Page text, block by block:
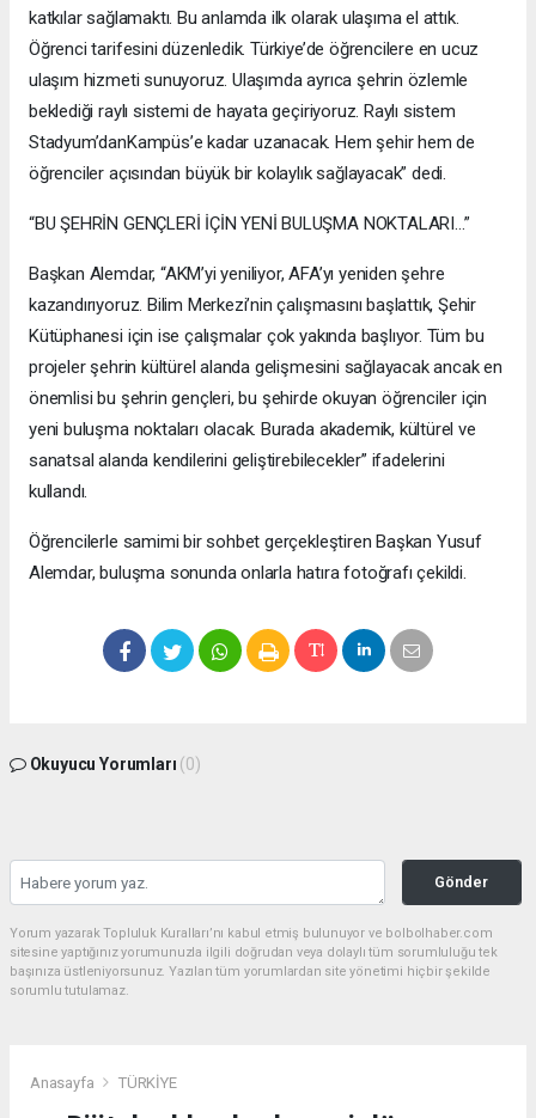
katkılar sağlamaktı. Bu anlamda ilk olarak ulaşıma el attık.
Öğrenci tarifesini düzenledik. Türkiye’de öğrencilere en ucuz
ulaşım hizmeti sunuyoruz. Ulaşımda ayrıca şehrin özlemle
beklediği raylı sistemi de hayata geçiriyoruz. Raylı sistem
Stadyum’danKampüs’e kadar uzanacak. Hem şehir hem de
öğrenciler açısından büyük bir kolaylık sağlayacak” dedi.
“BU ŞEHRİN GENÇLERİ İÇİN YENİ BULUŞMA NOKTALARI…”
Başkan Alemdar, “AKM’yi yeniliyor, AFA’yı yeniden şehre
kazandırıyoruz. Bilim Merkezi’nin çalışmasını başlattık, Şehir
Kütüphanesi için ise çalışmalar çok yakında başlıyor. Tüm bu
projeler şehrin kültürel alanda gelişmesini sağlayacak ancak en
önemlisi bu şehrin gençleri, bu şehirde okuyan öğrenciler için
yeni buluşma noktaları olacak. Burada akademik, kültürel ve
sanatsal alanda kendilerini geliştirebilecekler” ifadelerini
kullandı.
Öğrencilerle samimi bir sohbet gerçekleştiren Başkan Yusuf
Alemdar, buluşma sonunda onlarla hatıra fotoğrafı çekildi.
Okuyucu Yorumları (0)
Gönder
Yorum yazarak Topluluk Kuralları’nı kabul etmiş bulunuyor ve bolbolhaber.com
sitesine yaptığınız yorumunuzla ilgili doğrudan veya dolaylı tüm sorumluluğu tek
başınıza üstleniyorsunuz. Yazılan tüm yorumlardan site yönetimi hiçbir şekilde
sorumlu tutulamaz.
Anasayfa TÜRKİYE